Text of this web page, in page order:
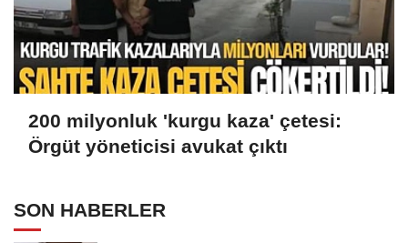
200 milyonluk 'kurgu kaza' çetesi:
Örgüt yöneticisi avukat çıktı
SON HABERLER